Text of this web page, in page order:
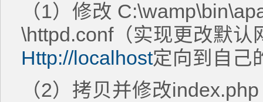
（1）修改
\httpd.conf（实现更改默认
Http://localhost定向到自己
（2）拷贝并修改